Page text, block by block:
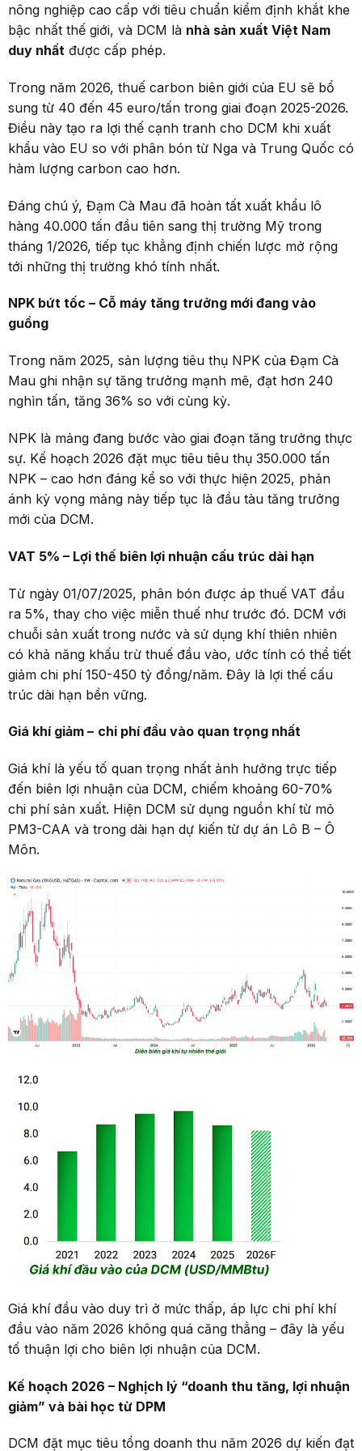
nông nghiệp cao cấp với tiêu chuẩn kiểm định khắt khe
bậc nhất thế giới, và DCM là nhà sản xuất Việt Nam
duy nhấtđược cấp phép.
Trong năm 2026, thuế carbon biên giới của EU sẽ bổ
sung từ 40 đến 45 euro/tấn trong giai đoạn 2025-2026.
Điều này tạo ra lợi thế cạnh tranh cho DCM khi xuất
khẩu vào EU so với phân bón từ Nga và Trung Quốc có
hàm lượng carbon cao hơn.
Đáng chú ý, Đạm Cà Mau đã hoàn tất xuất khẩu lô
hàng 40.000 tấn đầu tiên sang thị trường Mỹ trong
tháng 1/2026, tiếp tục khẳng định chiến lược mở rộng
tới những thị trường khó tính nhất.
NPK bứt tốc –Cỗ máy tăng trưởng mới đang vào
guồng
Trong năm 2025, sản lượng tiêu thụ NPK của Đạm Cà
Mau ghi nhận sự tăng trưởng mạnh mẽ, đạt hơn 240
nghìn tấn, tăng 36% so với cùng kỳ.
NPK là mảng đang bước vào giai đoạn tăng trưởng thực
sự. Kế hoạch 2026 đặt mục tiêu tiêu thụ 350.000 tấn
NPK – cao hơn đáng kể so với thực hiện 2025, phản
ánh kỳ vọng mảng này tiếp tục là đầu tàu tăng trưởng
mới của DCM.
VAT 5% –Lợi thế biên lợi nhuận cấu trúc dài hạn
Từ ngày 01/07/2025, phân bón được áp thuế VAT đầu
ra 5%, thay cho việc miễn thuế như trước đó. DCM với
chuỗi sản xuất trong nước và sử dụng khí thiên nhiên
có khả năng khấu trừ thuế đầu vào, ước tính có thể tiết
giảm chi phí 150-450 tỷ đồng/năm. Đây là lợi thế cấu
trúc dài hạn bền vững.
Giá khí giảm – chi phí đầu vào quan trọng nhất
Giá khí là yếu tố quan trọng nhất ảnh hưởng trực tiếp
đến biên lợi nhuận của DCM, chiếm khoảng 60-70%
chi phí sản xuất. Hiện DCM sử dụng nguồn khí từ mỏ
PM3-CAA và trong dài hạn dự kiến từ dự án Lô B – Ô
Môn.
Giá khí đầu vào duy trì ở mức thấp, áp lực chi phí khí
đầu vào năm 2026 không quá căng thẳng – đây là yếu
tố thuận lợi cho biên lợi nhuận của DCM.
Kế hoạch 2026 –Nghịch lý “doanh thu tăng, lợi nhuận
giảm” và bài học từ DPM
DCM đặt mục tiêu tổng doanh thu năm 2026 dự kiến đạt